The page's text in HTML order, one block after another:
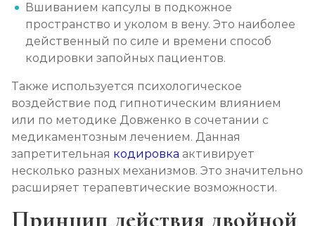
Раскодирование от алкоголизма
от 1 800 ₽ Записаться
от 2 150 ₽ Записаться
Лечение алкоголизма на дому
от 2 150 ₽ Записаться
Лечение алкоголизма амбулаторно
от 1 100 ₽ Записаться
Вшиванием капсулы в подкожное
пространство и уколом в вену. Это наиболее
действенный по силе и времени способ
кодировки запойных пациентов.
Также используется психологическое
воздействие под гипнотическим влиянием
или по методике Довженко в сочетании с
медикаментозным лечением. Данная
запретительная кодировка активирует
несколько разных механизмов. Это значительно
расширяет терапевтические возможности.
Принцип действия двойной